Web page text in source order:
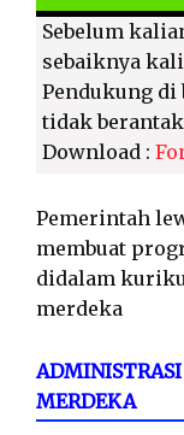
Sebelum
sebaiknya
Pendukung di
tidak
Download :
Pemerintah
membuat
didalam
merdeka
MERDEKA